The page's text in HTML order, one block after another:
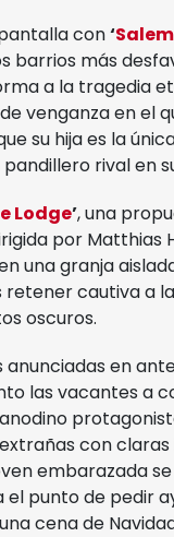
con‘Salem
barrios más
a la tragedia
venganza en el
su hija es la
rival en
Lodge’, una
por Matthias
una granja
cautiva a
oscuros.
en
las vacantes a
con
embarazada
punto de pedir
cena de